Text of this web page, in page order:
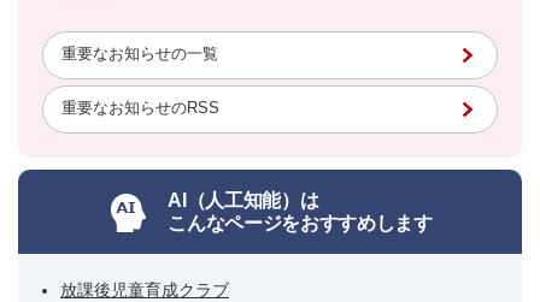
重要なお知らせの一覧
重要なお知らせのRSS
AI（人工知能）は
こんなページをおすすめします
放課後児童育成クラブ